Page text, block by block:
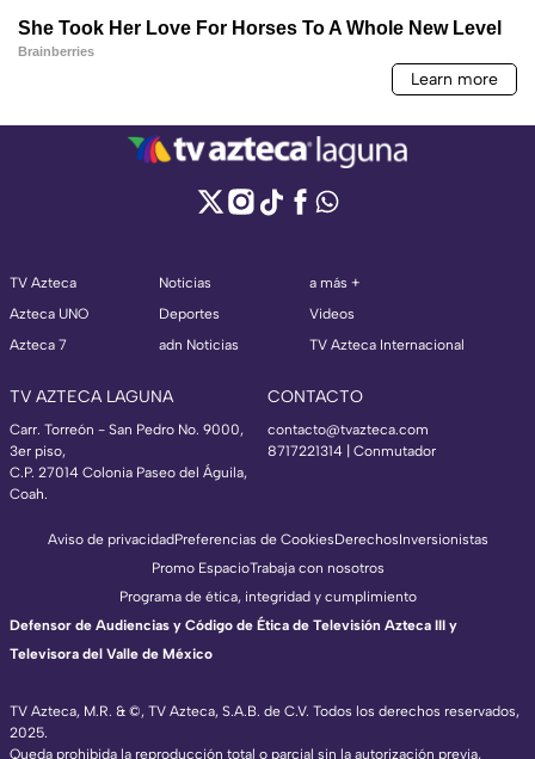
TV Azteca
Azteca UNO
Azteca 7
Noticias
Deportes
adn Noticias
a más +
Videos
TV Azteca Internacional
TV AZTECA LAGUNA
Carr. Torreón - San Pedro No. 9000,
3er piso,
C.P. 27014 Colonia Paseo del Águila,
Coah.
CONTACTO
contacto@tvazteca.com
8717221314 | Conmutador
TV Azteca, M.R. & ©, TV Azteca, S.A.B. de C.V. Todos los derechos reservados,
2025.
Queda prohibida la reproducción total o parcial sin la autorización previa,
Aviso de privacidadPreferencias de CookiesDerechosInversionistas
Promo EspacioTrabaja con nosotros
Programa de ética, integridad y cumplimiento
Defensor de Audiencias y Código de Ética de Televisión Azteca III y
Televisora del Valle de México